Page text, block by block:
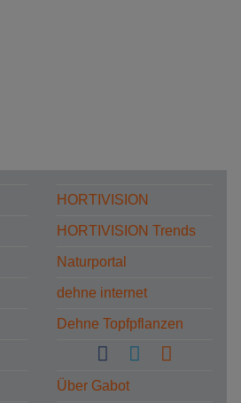
HORTIVISION
HORTIVISION Trends
Naturportal
dehne internet
Dehne Topfpflanzen
Über Gabot